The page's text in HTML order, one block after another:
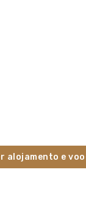
alojamento e voo